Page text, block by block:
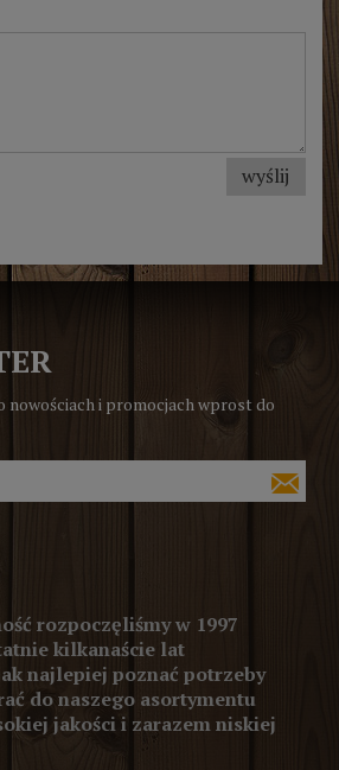
wyślij
nowościach i promocjach wprost do
rozpoczęliśmy w 1997
kilkanaście lat
najlepiej poznać potrzeby
do naszego asortymentu
jakości i zarazem niskiej